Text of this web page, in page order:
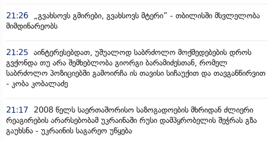
21:26
„გვახსოვს გმირები, გვახსოვს მტერი” - თბილისში მსვლელობა
მიმდინარეობს
21:25 აინტერესებდათ, უშუალოდ საბრძოლო მოქმედებების დროს
გვქონდა თუ არა შემხებლობა გიორგი ბარამიძესთან, რომელ
საბრძოლო პოზიციებში გამოირჩა ის თავისი სიჩაუქით და თავგანწირვით
- კობა კობალაძე
21:17
2008 წელს საერთაშორისო საზოგადოების მხრიდან ძლიერი
რეაგირების არარსებობამ უკრაინაში რუსი დამპყრობელის შეჭრას გზა
გაუხსნა - უკრაინის საგარეო უწყება